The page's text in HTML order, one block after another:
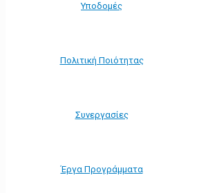
Υποδομές
Πολιτική Ποιότητας
Συνεργασίες
Έργα Προγράμματα